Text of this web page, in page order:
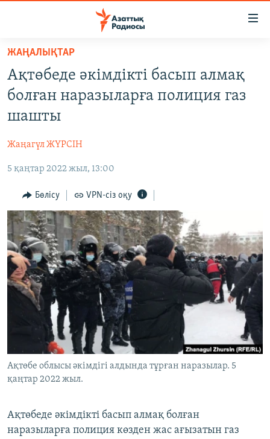
Skip
main
content
to
main
Navigation
Skip
Search
ЖАҢАЛЫҚТАР
САЯСАТ
АДАМ ҚҰҚЫҚТАРЫ
ӘЛЕУМЕТ
ӘЛЕМ
АРНАЙЫ ЖОБАЛАР
Русский
ЖАЗЫЛЫҢЫЗ
Басқа тілдерде
ЖАҢАЛЫҚТАР
Ақтөбеде әкімдікті басып алмақ
болған наразыларға полиция газ
шашты
Жаңагүл ЖҮРСІН
5 қаңтар 2022 жыл, 13:00
Бөлісу VPN-сіз оқу
Ақтөбе облысы әкімдігі алдында тұрған наразылар. 5
қаңтар 2022 жыл.
Ақтөбеде әкімдікті басып алмақ болған
наразыларға полиция көзден жас ағызатын газ